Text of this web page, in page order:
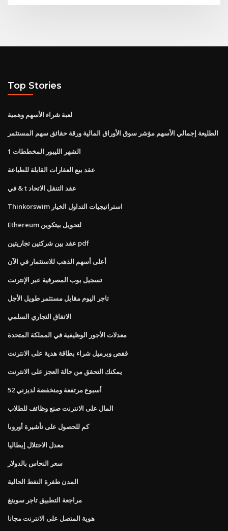
Top Stories
لعبة شراء الأسهم وهمية
الطليعة إجمالي الأسهم مؤشر سوق الأوراق المالية ورقة حقائق سهم المستثمر
1 الشهر الليبور المخططات
عقد بيع العقارات القابلة للطباعة
في & t عقد التنقل الاتحاد
Thinkorswim استراتيجيات التداول الخيار
Ethereum لتحويل بيتكوين
عقد بين شركتين تجاريتين pdf
أعلى أسهم الذهب للاستثمار في الآن
تسجيل بوب المصرفية عبر الإنترنت
تاجر اليوم مقابل مستثمر طويل الأجل
الاتفاق التجاري السلمي
معدلات الأجور الوظيفية في المملكة المتحدة
قفص وبرميل شراء بطاقة هدية على الانترنت
يمكنك التحقق من حالة العجز على الانترنت
52 أسبوع مرتفعة ومنخفضة لديزني
المال على الانترنت صنع وظائف للطلاب
كم للحصول على تأشيرة أوروبا
معدل الاحتلال إيطاليا
سعر النحاس بالدولار
المدن طفرة النفط الحالية
مراجعة التطبيق تاجر سوينغ
هوية المتصل على الانترنت مجانا